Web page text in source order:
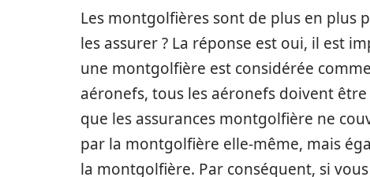
Les montgolfières sont de plus en plus
les assurer ? La réponse est oui, il est
une montgolfière est considérée
aéronefs, tous les aéronefs doivent
que les assurances montgolfière ne
par la montgolfière elle-même, mais
la montgolfière. Par conséquent, si